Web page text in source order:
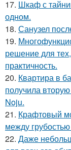
17. Шкаф с
одном.
18. Санузел
19.
решение для тех,
практичность.
20. Квартира в
получила
Noju.
21. Крафтовый
между
22. Даже